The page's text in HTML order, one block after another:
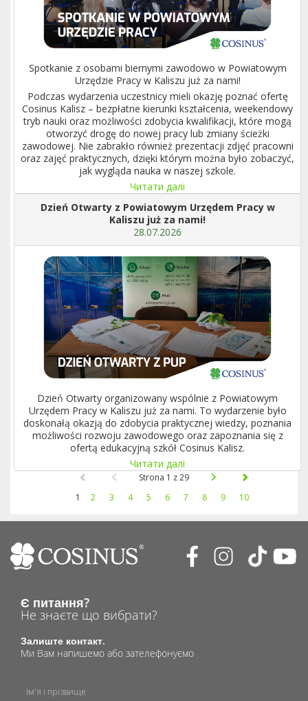
Spotkanie z osobami biernymi zawodowo w Powiatowym
Urzędzie Pracy w Kaliszu już za nami!
Podczas wydarzenia uczestnicy mieli okazję poznać ofertę
Cosinus Kalisz – bezpłatne kierunki kształcenia, weekendowy
tryb nauki oraz możliwości zdobycia kwalifikacji, które mogą
otworzyć drogę do nowej pracy lub zmiany ścieżki
zawodowej. Nie zabrakło również prezentacji zdjęć pracowni
oraz zajęć praktycznych, dzięki którym można było zobaczyć,
jak wygląda nauka w naszej szkole.
Читати далі
Dzień Otwarty z Powiatowym Urzędem Pracy w
Kaliszu już za nami!
28.07.2026
Dzień Otwarty organizowany wspólnie z Powiatowym
Urzędem Pracy w Kaliszu już za nami. To wydarzenie było
doskonałą okazją do zdobycia praktycznej wiedzy, poznania
możliwości rozwoju zawodowego oraz zapoznania się z
ofertą edukacyjną szkół Cosinus Kalisz.
Читати далі
Strona 1 z 29
1
2 3 4 5 6 7 8 9 10
Є питання?
Не знаєте що вибрати?
Залиште контакт.
Ми Вам напишемо або зателефонуємо